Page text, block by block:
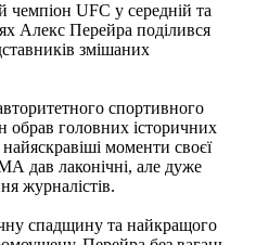
чемпіон UFC у середній та
Алекс Перейра поділився
змішаних
спортивного
обрав головних історичних
найяскравіші моменти своєї
дав лаконічні, але дуже
журналістів.
спадщину та найкращого